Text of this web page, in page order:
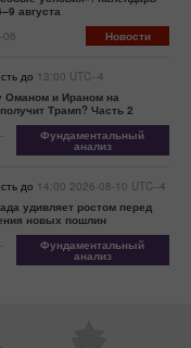
августа
06
Новости
до 13:00 UTC--4
Оманом и Ираном на
Трамп? Часть 2
Фундаментальный
анализ
до 14:00 2026-08-10 UTC--4
удивляет ростом перед
новых пошлин
Фундаментальный
анализ